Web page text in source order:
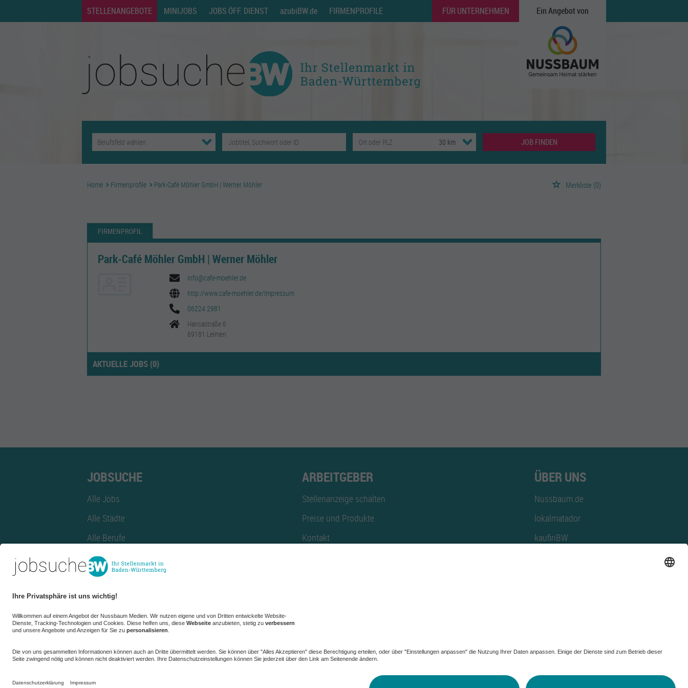
STELLENANGEBOTE MINIJOBS JOBS ÖFF. DIENST azubiBW.de FIRMENPROFILE FÜR UNTERNEHMEN Ein Angebot von
JOB FINDEN
Home Firmenprofile Park-Café Möhler GmbH | Werner Möhler Merkliste (0)
FIRMENPROFIL
Park-Café Möhler GmbH | Werner Möhler
info@cafe-moehler.de
http://www.cafe-moehler.de/Impressum
06224 2981
Hansastraße 6
69181 Leimen
AKTUELLE JOBS (0)
JOBSUCHE
Alle Jobs
Alle Städte
Alle Berufe
Alle Berufe nach Stadt
Alle Tätigkeitsbereiche
Alle Tätigkeitsbereiche nach Stadt
azubiBW.de
Minijobs
Firmenprofil
ARBEITGEBER
Stellenanzeige schalten
Preise und Produkte
Kontakt
ÜBER UNS
Nussbaum.de
lokalmatador
kaufinBW